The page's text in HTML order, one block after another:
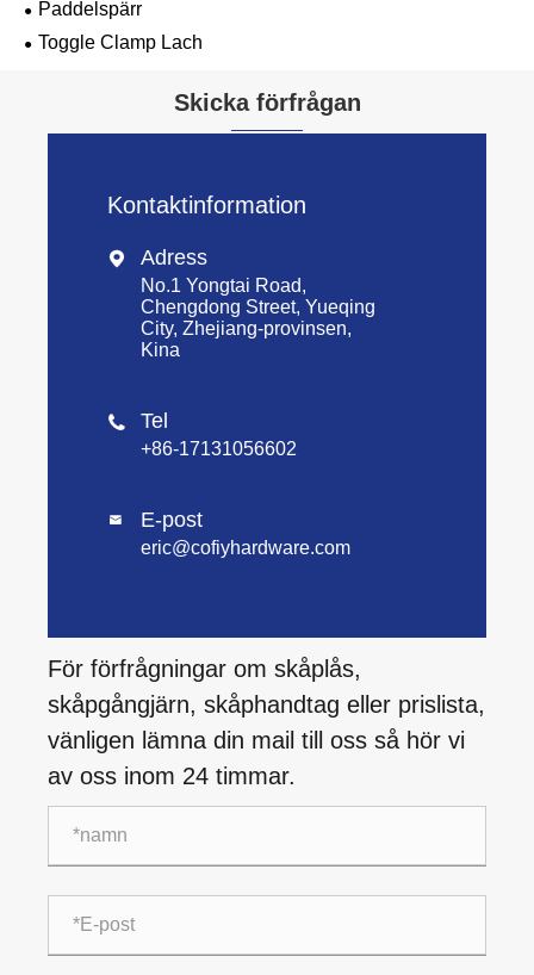
Paddelspärr
Toggle Clamp Lach
Skicka förfrågan
Kontaktinformation
 Adress
No.1 Yongtai Road,
Chengdong Street, Yueqing
City, Zhejiang-provinsen,
Kina
 Tel
+86-17131056602
 E-post
eric@cofiyhardware.com
För förfrågningar om skåplås,
skåpgångjärn, skåphandtag eller prislista,
vänligen lämna din mail till oss så hör vi
av oss inom 24 timmar.